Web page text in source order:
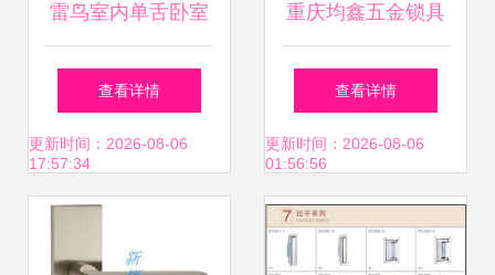
雷鸟室内单舌卧室
房门锁质量评测 欧
式实木门执手锁的
性价比之选
查看详情
更新时间：2026-08-06
17:57:34
重庆均鑫五金锁具
批发部 一把锁开启
的品质与信赖
查看详情
更新时间：2026-08-06
01:56:56